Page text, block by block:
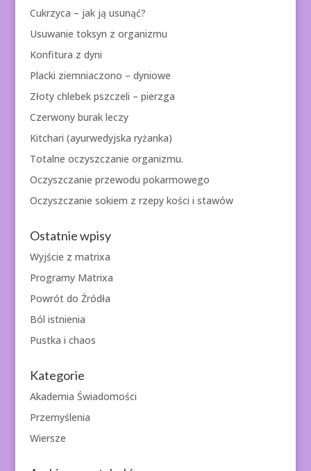
Cukrzyca – jak ją usunąć?
Usuwanie toksyn z organizmu
Konfitura z dyni
Placki ziemniaczono – dyniowe
Złoty chlebek pszczeli – pierzga
Czerwony burak leczy
Kitchari (ayurwedyjska ryżanka)
Totalne oczyszczanie organizmu.
Oczyszczanie przewodu pokarmowego
Oczyszczanie sokiem z rzepy kości i stawów
Ostatnie wpisy
Wyjście z matrixa
Programy Matrixa
Powrót do Źródła
Ból istnienia
Pustka i chaos
Kategorie
Akademia Świadomości
Przemyślenia
Wiersze